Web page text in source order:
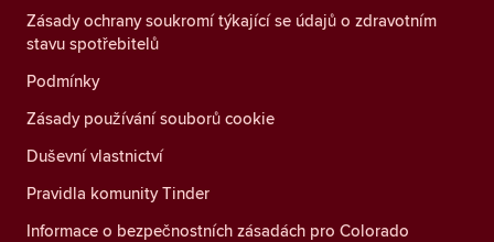
Zásady ochrany soukromí týkající se údajů o zdravotním
stavu spotřebitelů
Podmínky
Zásady používání souborů cookie
Duševní vlastnictví
Pravidla komunity Tinder
Informace o bezpečnostních zásadách pro Colorado